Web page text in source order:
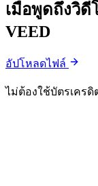
เมื่อพูดถึงวิ
VEED
อัปโหลดไฟล์
ไม่ต้องใช้บัตรเครดิ